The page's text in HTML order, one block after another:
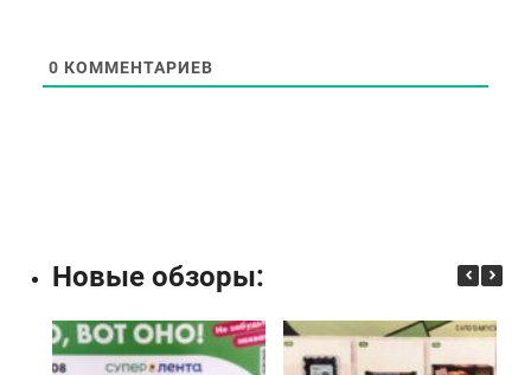
0 КОММЕНТАРИЕВ
Новые обзоры: